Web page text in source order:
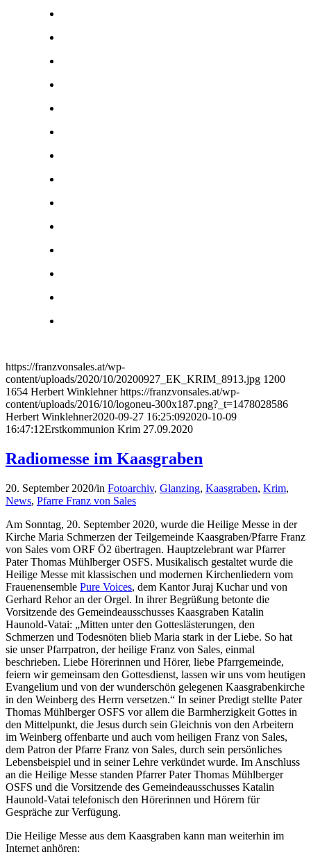
https://franzvonsales.at/wp-
content/uploads/2020/10/20200927_EK_KRIM_8913.jpg 1200
1654 Herbert Winklehner https://franzvonsales.at/wp-
content/uploads/2016/10/logoneu-300x187.png?_t=1478028586
Herbert Winklehner2020-09-27 16:25:092020-10-09
16:47:12Erstkommunion Krim 27.09.2020
Radiomesse im Kaasgraben
20. September 2020/in Fotoarchiv, Glanzing, Kaasgraben, Krim,
News, Pfarre Franz von Sales
Am Sonntag, 20. September 2020, wurde die Heilige Messe in der
Kirche Maria Schmerzen der Teilgemeinde Kaasgraben/Pfarre Franz
von Sales vom ORF Ö2 übertragen. Hauptzelebrant war Pfarrer
Pater Thomas Mühlberger OSFS. Musikalisch gestaltet wurde die
Heilige Messe mit klassischen und modernen Kirchenliedern vom
Frauenensemble Pure Voices, dem Kantor Juraj Kuchar und von
Gerhard Rehor an der Orgel. In ihrer Begrüßung betonte die
Vorsitzende des Gemeindeausschusses Kaasgraben Katalin
Haunold-Vatai: „Mitten unter den Gotteslästerungen, den
Schmerzen und Todesnöten blieb Maria stark in der Liebe. So hat
sie unser Pfarrpatron, der heilige Franz von Sales, einmal
beschrieben. Liebe Hörerinnen und Hörer, liebe Pfarrgemeinde,
feiern wir gemeinsam den Gottesdienst, lassen wir uns vom heutigen
Evangelium und von der wunderschön gelegenen Kaasgrabenkirche
in den Weinberg des Herrn versetzen.“ In seiner Predigt stellte Pater
Thomas Mühlberger OSFS vor allem die Barmherzigkeit Gottes in
den Mittelpunkt, die Jesus durch sein Gleichnis von den Arbeitern
im Weinberg offenbarte und auch vom heiligen Franz von Sales,
dem Patron der Pfarre Franz von Sales, durch sein persönliches
Lebensbeispiel und in seiner Lehre verkündet wurde. Im Anschluss
an die Heilige Messe standen Pfarrer Pater Thomas Mühlberger
OSFS und die Vorsitzende des Gemeindeausschusses Katalin
Haunold-Vatai telefonisch den Hörerinnen und Hörern für
Gespräche zur Verfügung.
Die Heilige Messe aus dem Kaasgraben kann man weiterhin im
Internet anhören: